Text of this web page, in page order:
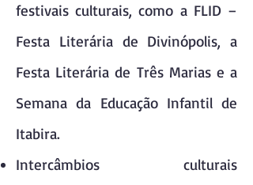
festivais culturais, como a FLID –
Festa Literária de Divinópolis, a
Festa Literária de Três Marias e a
Semana da Educação Infantil de
Itabira.
Intercâmbios culturais